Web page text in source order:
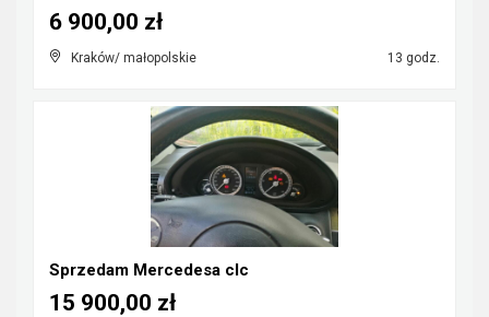
Kraków/ małopolskie 13 godz.
6 900,00 zł
Sprzedam Mercedesa clc
15 900,00 zł